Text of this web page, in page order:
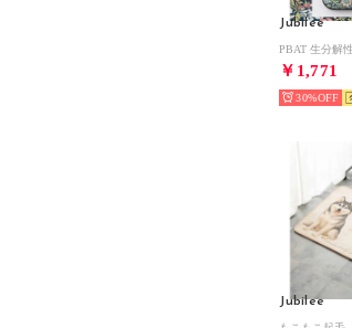
Jubilee
￥1,771
30%
Jubilee